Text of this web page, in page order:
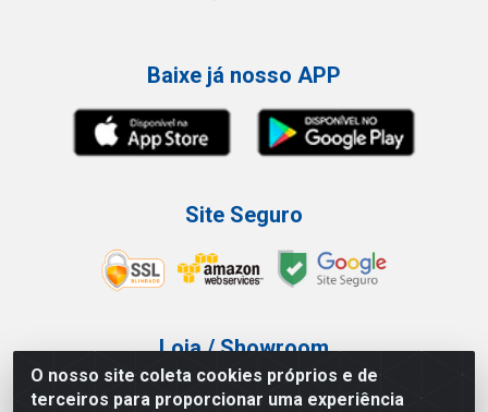
O nosso site coleta cookies próprios e de
terceiros para proporcionar uma experiência
Baixe já nosso APP
Site Seguro
Loja / Showroom
Tel.: (11) 3227-0546